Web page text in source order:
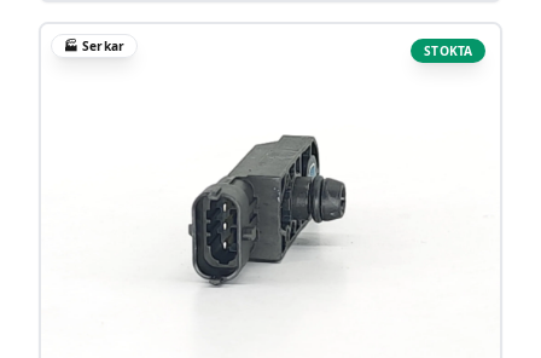
STOKTA
🏭Serkar